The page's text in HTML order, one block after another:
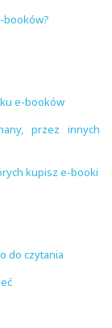
booków?
e-booków
przez innych
kupisz e-booki
do czytania